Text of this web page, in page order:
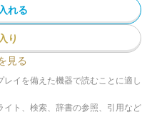
れる
り
見る
イを備えた機器で読むことに適し
ト、検索、辞書の参照、引用など